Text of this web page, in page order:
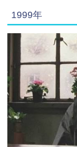
1999年